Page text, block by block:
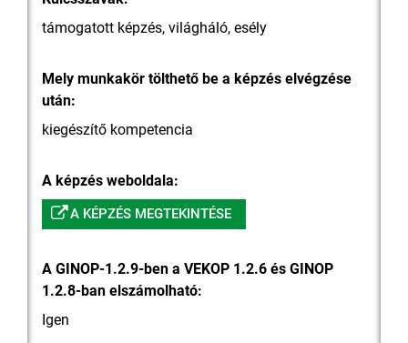
támogatott képzés, világháló, esély
Mely munkakör tölthető be a képzés elvégzése
után:
kiegészítő kompetencia
A képzés weboldala:
A KÉPZÉS MEGTEKINTÉSE
A GINOP-1.2.9-ben a VEKOP 1.2.6 és GINOP
1.2.8-ban elszámolható:
Igen